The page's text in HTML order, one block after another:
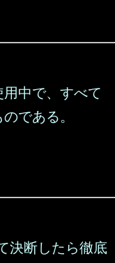
中で、すべて
である。
決断したら徹底